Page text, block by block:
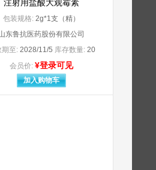
公司
安徽长江药业有限公司（原：芜湖康奇制药有限公司
注射用盐酸大观霉素
包装规格: 2g*1支（精）
东鲁抗医药股份有限公司
期至: 2028/11/5 库存数量: 20
会员价: ¥登录可见
加入购物车